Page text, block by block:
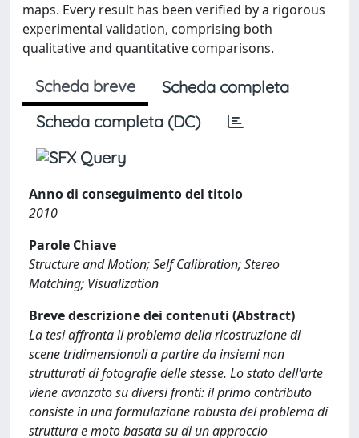
maps. Every result has been verified by a rigorous
experimental validation, comprising both
qualitative and quantitative comparisons.
Scheda breve
Scheda completa
Scheda completa (DC)
Anno di conseguimento del titolo
2010
Parole Chiave
Structure and Motion; Self Calibration; Stereo
Matching; Visualization
Breve descrizione dei contenuti (Abstract)
La tesi affronta il problema della ricostruzione di
scene tridimensionali a partire da insiemi non
strutturati di fotografie delle stesse. Lo stato dell'arte
viene avanzato su diversi fronti: il primo contributo
consiste in una formulazione robusta del problema di
struttura e moto basata su di un approccio